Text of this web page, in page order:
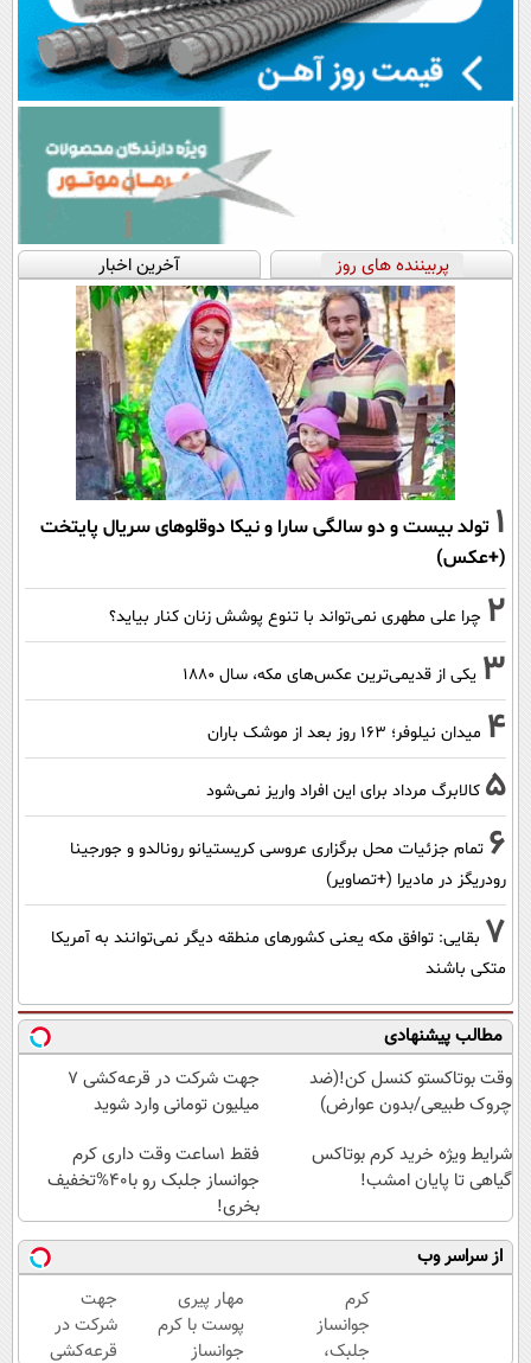
پربیننده های روز آخرین اخبار
1 تولد بیست و دو سالگی سارا و نیکا دوقلوهای سریال پایتخت
(+عکس)
2 چرا علی مطهری نمی‌تواند با تنوع پوشش زنان کنار بیاید؟
3 یکی از قدیمی‌ترین عکس‌های مکه، سال ۱۸۸۰
4 میدان نیلوفر؛ ۱۶۳ روز بعد از موشک باران
5 کالابرگ مرداد برای این افراد واریز نمی‌شود
6 تمام جزئیات محل برگزاری عروسی کریستیانو رونالدو و جورجینا
رودریگز در مادیرا (+تصاویر)
7 بقایی: توافق مکه یعنی کشورهای منطقه دیگر نمی‌توانند به آمریکا
متکی باشند
مطالب پیشنهادی
وقت بوتاکستو کنسل کن!(ضد
چروک طبیعی/بدون عوارض)
جهت شرکت در قرعه‌کشی ۷
میلیون تومانی وارد شوید
شرایط ویژه خرید کرم بوتاکس
گیاهی تا پایان امشب!
فقط 1ساعت وقت داری کرم
جوانساز جلبک رو با40%تخفیف
بخری!
از سراسر وب
کرم
جوانساز
جلبک،
مهار پیری
پوست با کرم
جوانساز
جهت
شرکت در
قرعه‌کشی